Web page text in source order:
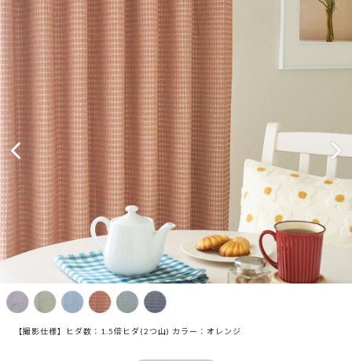
【撮影仕様】ヒダ数：1.5倍ヒダ(2つ山) カラー：オレンジ